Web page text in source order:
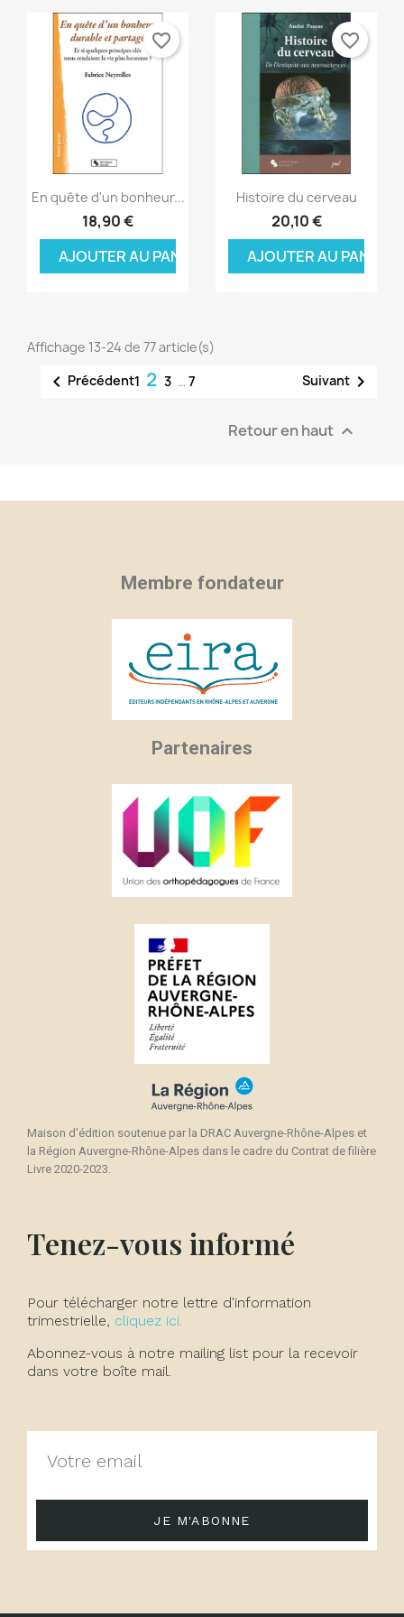
Aperçu rapide
En quête d'un bonheur...
18,90 €
AJOUTER AU PANIER
favorite_border
Aperçu rapide
Histoire du cerveau
20,10 €
AJOUTER AU PANIER
favorite_border
Affichage 13-24 de 77 article(s)
 Précédent1 2 3 … 7 Suivant 
Retour en haut 
Membre fondateur
Partenaires
Maison d'édition soutenue par la DRAC Auvergne-Rhône-Alpes et
la Région Auvergne-Rhône-Alpes dans le cadre du Contrat de filière
Livre 2020-2023.
Tenez-vous informé
Pour télécharger notre lettre d'information
trimestrielle, cliquez ici.
Abonnez-vous à notre mailing list pour la recevoir
dans votre boîte mail.
JE M'ABONNE